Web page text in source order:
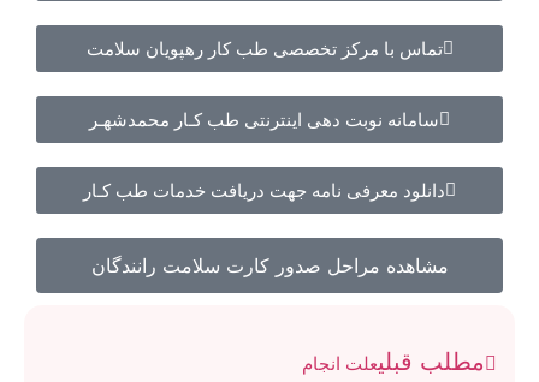
تماس با مرکز تخصصی طب کار رهپویان سلامت
سامانه نوبت دهی اینترنتی طب کـار محمدشهـر
دانلود معرفی نامه جهت دریافت خدمات طب کـار
مشاهده مراحل صدور کارت سلامت رانندگان
مطلب قبلیعلت انجام